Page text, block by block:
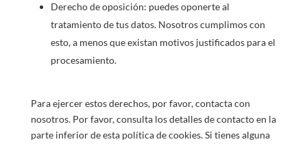
Derecho de oposición: puedes oponerte al
tratamiento de tus datos. Nosotros cumplimos con
esto, a menos que existan motivos justificados para el
procesamiento.
Para ejercer estos derechos, por favor, contacta con
nosotros. Por favor, consulta los detalles de contacto en la
parte inferior de esta política de cookies. Si tienes alguna